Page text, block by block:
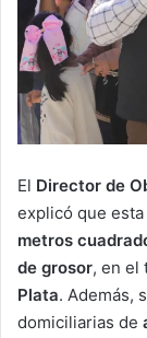
El Director de
explicó que
metros
de grosor, en el
Plata. Además,
domiciliarias de